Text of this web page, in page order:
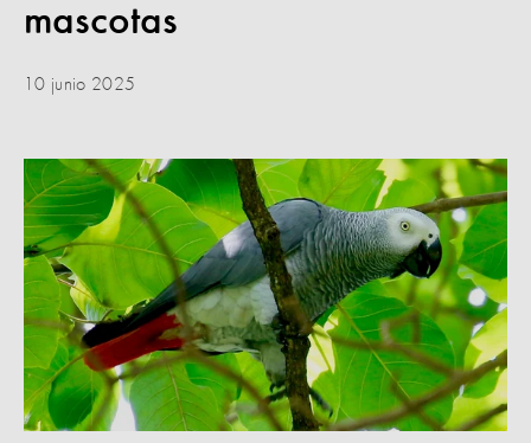
mascotas
10 junio 2025